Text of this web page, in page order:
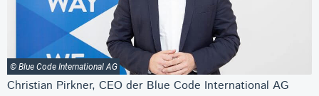
© Blue Code International AG
Christian Pirkner, CEO der Blue Code International AG